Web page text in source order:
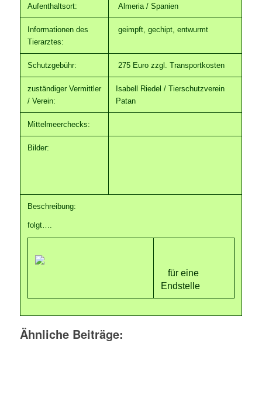
Aufenthaltsort: Almeria / Spanien
Informationen des
Tierarztes:
geimpft, gechipt, entwurmt
Schutzgebühr: 275 Euro zzgl. Transportkosten
zuständiger Vermittler
/ Verein:
Isabell Riedel / Tierschutzverein
Patan
Mittelmeerchecks:
Bilder:
Beschreibung:
folgt….
für eine
Endstelle
Ähnliche Beiträge: